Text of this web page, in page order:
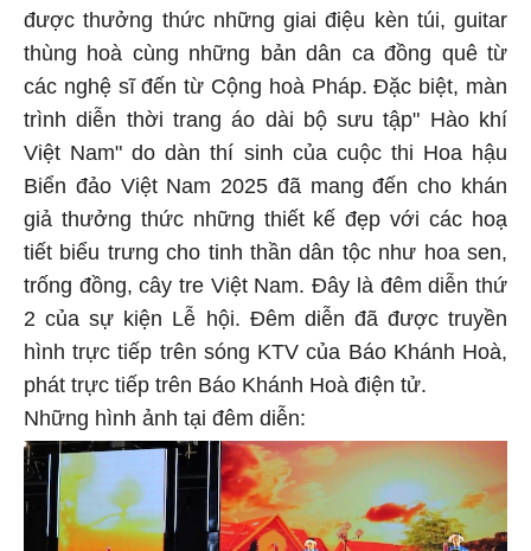
được thưởng thức những giai điệu kèn túi, guitar
thùng hoà cùng những bản dân ca đồng quê từ
các nghệ sĩ đến từ Cộng hoà Pháp. Đặc biệt, màn
trình diễn thời trang áo dài bộ sưu tập" Hào khí
Việt Nam" do dàn thí sinh của cuộc thi Hoa hậu
Biển đảo Việt Nam 2025 đã mang đến cho khán
giả thưởng thức những thiết kế đẹp với các hoạ
tiết biểu trưng cho tinh thần dân tộc như hoa sen,
trống đồng, cây tre Việt Nam. Đây là đêm diễn thứ
2 của sự kiện Lễ hội. Đêm diễn đã được truyền
hình trực tiếp trên sóng KTV của Báo Khánh Hoà,
phát trực tiếp trên Báo Khánh Hoà điện tử.
Những hình ảnh tại đêm diễn: